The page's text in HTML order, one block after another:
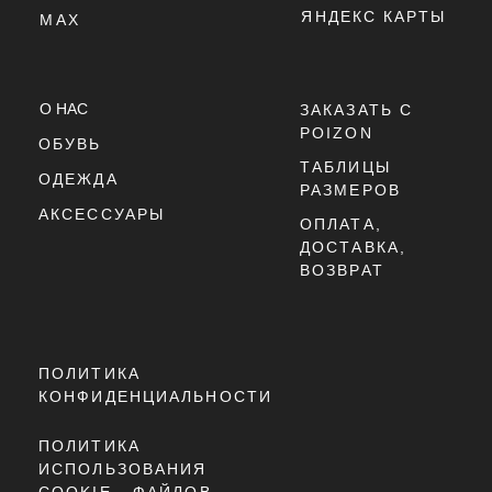
ДАТА РЕЛИЗА: 2024 ГОД